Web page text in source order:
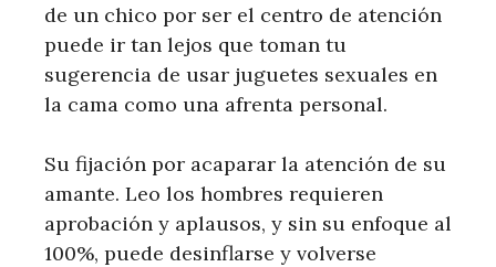
de un chico por ser el centro de atención
puede ir tan lejos que toman tu
sugerencia de usar juguetes sexuales en
la cama como una afrenta personal.
Su fijación por acaparar la atención de su
amante. Leo los hombres requieren
aprobación y aplausos, y sin su enfoque al
100%, puede desinflarse y volverse